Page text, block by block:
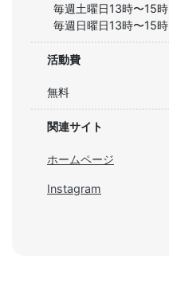
毎週土曜日13時〜15時
毎週日曜日13時〜15時
活動費
無料
関連サイト
ホームページ
Instagram